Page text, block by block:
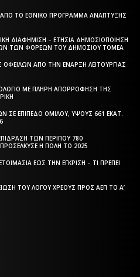
ΤΟ ΕΘΝΙΚΌ ΠΡΌΓΡΑΜΜΑ ΑΝΆΠΤΥΞΗΣ
ΔΙΑΦΉΜΙΣΗ – EΤΉΣΙΑ ΔΗΜΟΣΙΟΠΟΊΗΣΗ
ΤΩΝ ΦΟΡΈΩΝ ΤΟΥ ΔΗΜΟΣΊΟΥ ΤΟΜΈΑ
ΑΠΌ ΤΗΝ ΈΝΑΡΞΗ ΛΕΙΤΟΥΡΓΊΑΣ
ΜΕ ΠΛΉΡΗ ΑΠΟΡΡΌΦΗΣΗ ΤΗΣ
ΣΕ ΕΠΊΠΕΔΟ ΟΜΊΛΟΥ, ΎΨΟΥΣ 661 ΕΚΑΤ.
ΤΩΝ ΠΕΡΊΠΟΥ 780
Η ΠΌΛΗ ΤΟ 2025
ΈΩΣ ΤΗΝ ΈΓΚΡΙΣΗ – ΤΙ ΠΡΈΠΕΙ
ΤΟΥ ΛΌΓΟΥ ΧΡΈΟΥΣ ΠΡΟΣ ΑΕΠ ΤΟ Α’